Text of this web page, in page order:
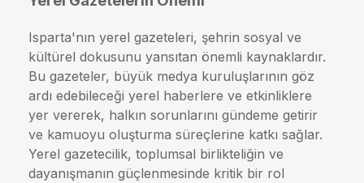
Isparta'nın yerel gazeteleri, şehrin sosyal ve
kültürel dokusunu yansıtan önemli kaynaklardır.
Bu gazeteler, büyük medya kuruluşlarının göz
ardı edebileceği yerel haberlere ve etkinliklere
yer vererek, halkın sorunlarını gündeme getirir
ve kamuoyu oluşturma süreçlerine katkı sağlar.
Yerel gazetecilik, toplumsal birlikteliğin ve
dayanışmanın güçlenmesinde kritik bir rol